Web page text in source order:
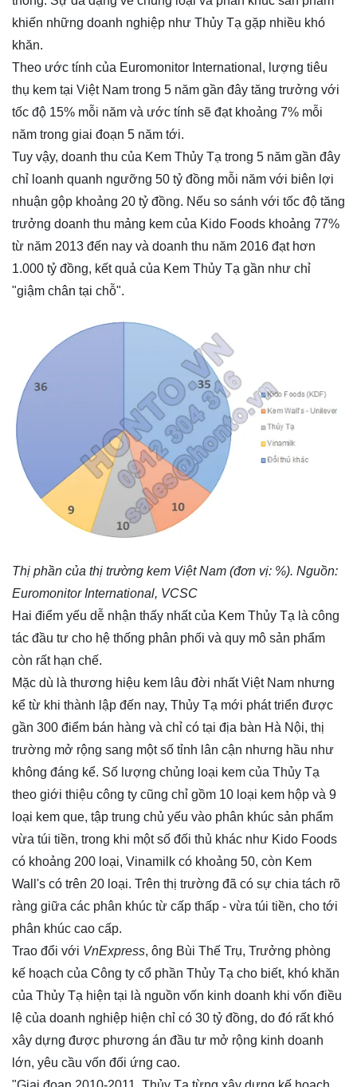
khiến những doanh nghiệp như Thủy Tạ gặp nhiều khó
khăn.
Theo ước tính của Euromonitor International, lượng tiêu
thụ kem tại Việt Nam trong 5 năm gần đây tăng trưởng với
tốc độ 15% mỗi năm và ước tính sẽ đạt khoảng 7% mỗi
năm trong giai đoạn 5 năm tới.
Tuy vậy, doanh thu của Kem Thủy Tạ trong 5 năm gần đây
chỉ loanh quanh ngưỡng 50 tỷ đồng mỗi năm với biên lợi
nhuận gộp khoảng 20 tỷ đồng. Nếu so sánh với tốc độ tăng
trưởng doanh thu mảng kem của Kido Foods khoảng 77%
từ năm 2013 đến nay và doanh thu năm 2016 đạt hơn
1.000 tỷ đồng, kết quả của Kem Thủy Tạ gần như chỉ
"giậm chân tại chỗ".
Thị phần của thị trường kem Việt Nam (đơn vị: %). Nguồn:
Euromonitor International, VCSC
Hai điểm yếu dễ nhận thấy nhất của Kem Thủy Tạ là công
tác đầu tư cho hệ thống phân phối và quy mô sản phẩm
còn rất hạn chế.
Mặc dù là thương hiệu kem lâu đời nhất Việt Nam nhưng
kể từ khi thành lập đến nay, Thủy Tạ mới phát triển được
gần 300 điểm bán hàng và chỉ có tại địa bàn Hà Nội, thị
trường mở rộng sang một số tỉnh lân cận nhưng hầu như
không đáng kể. Số lượng chủng loại kem của Thủy Tạ
theo giới thiệu công ty cũng chỉ gồm 10 loại kem hộp và 9
loại kem que, tập trung chủ yếu vào phân khúc sản phẩm
vừa túi tiền, trong khi một số đối thủ khác như Kido Foods
có khoảng 200 loại, Vinamilk có khoảng 50, còn Kem
Wall's có trên 20 loại. Trên thị trường đã có sự chia tách rõ
ràng giữa các phân khúc từ cấp thấp - vừa túi tiền, cho tới
phân khúc cao cấp.
Trao đổi với VnExpress, ông Bùi Thế Trụ, Trưởng phòng
kế hoạch của Công ty cổ phần Thủy Tạ cho biết, khó khăn
của Thủy Tạ hiện tại là nguồn vốn kinh doanh khi vốn điều
lệ của doanh nghiệp hiện chỉ có 30 tỷ đồng, do đó rất khó
xây dựng được phương án đầu tư mở rộng kinh doanh
lớn, yêu cầu vốn đối ứng cao.